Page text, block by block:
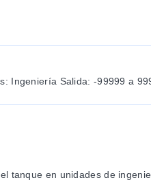
tanque en unidades de